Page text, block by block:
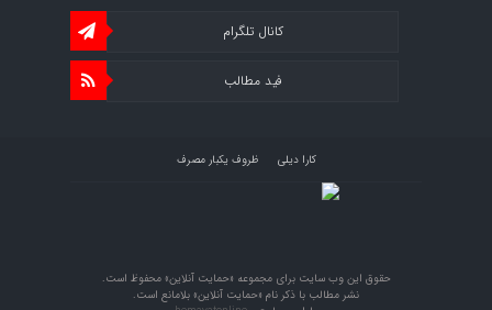
کانال تلگرام
فید مطالب
کارا دیلی ظروف یکبار مصرف
حقوق این وب سایت برای مجموعه «حمایت‌ آنلاین» محفوظ است.
نشر مطالب با ذکر نام «حمایت‌ آنلاین» بلامانع است.